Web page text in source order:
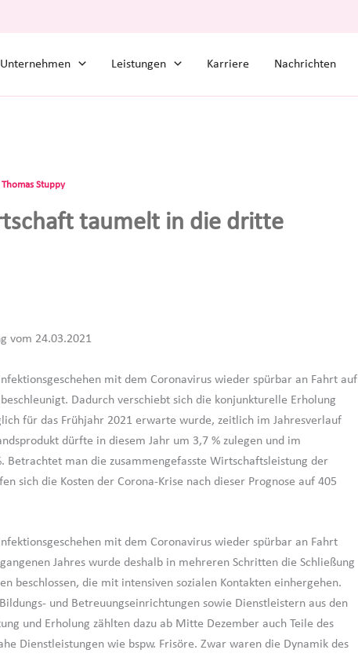
Unternehmen Leistungen Karriere Nachrichten
Thomas Stuppy
taumelt in die dritte
vom 24.03.2021
mit dem Coronavirus wieder spürbar an Fahrt auf
Dadurch verschiebt sich die konjunkturelle Erholung
für das Frühjahr 2021 erwarte wurde, zeitlich im Jahresverlauf
dürfte in diesem Jahr um 3,7 % zulegen und im
Betrachtet man die zusammengefasste Wirtschaftsleistung der
sich die Kosten der Corona-Krise nach dieser Prognose auf 405
mit dem Coronavirus wieder spürbar an Fahrt
Jahres wurde deshalb in mehreren Schritten die Schließung
beschlossen, die mit intensiven sozialen Kontakten einhergehen.
und Betreuungseinrichtungen sowie Dienstleistern aus den
und Erholung zählten dazu ab Mitte Dezember auch Teile des
Dienstleistungen wie bspw. Frisöre. Zwar waren die Dynamik des